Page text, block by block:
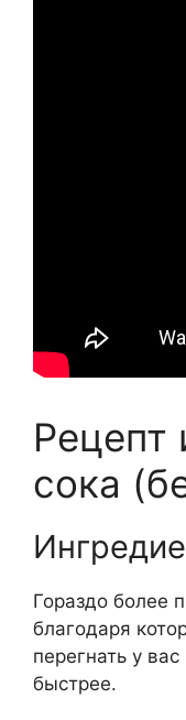
Рецепт
сока
Гораздо более
благодаря
перегнать у
быстрее.